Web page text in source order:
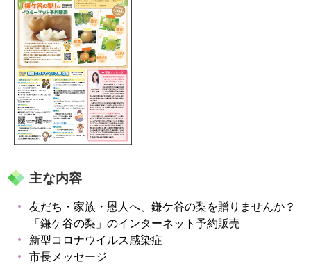
主な内容
友だち・家族・恩人へ、鎌ケ谷の梨を贈りませんか？
「鎌ケ谷の梨」のインターネット予約販売
新型コロナウイルス感染症
市長メッセージ